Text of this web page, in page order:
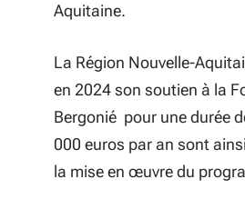
Aquitaine.
La Région Nouvelle-
en 2024 son soutien à la
Bergonié pour une durée
000 euros par an sont
la mise en œuvre du